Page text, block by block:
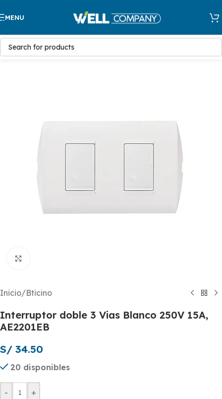
Skip to main content
MENU
Inicio/Bticino
Interruptor doble 3 Vias Blanco 250V 15A,
AE2201EB
S/ 34.50
20 disponibles
- +